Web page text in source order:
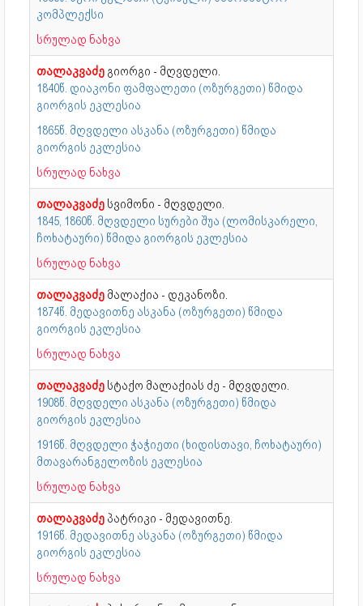
კომპლექსი
სრულად ნახვა
თალაკვაძე გიორგი - მღვდელი.
1840წ. დიაკონი ფამფალეთი (ოზურგეთი) წმიდა
გიორგის ეკლესია
1865წ. მღვდელი ასკანა (ოზურგეთი) წმიდა
გიორგის ეკლესია
სრულად ნახვა
თალაკვაძე სვიმონი - მღვდელი.
1845, 1860წ. მღვდელი სურები შუა (ლომისკარელი,
ჩოხატაური) წმიდა გიორგის ეკლესია
სრულად ნახვა
თალაკვაძე მალაქია - დეკანოზი.
1874წ. მედავითნე ასკანა (ოზურგეთი) წმიდა
გიორგის ეკლესია
სრულად ნახვა
თალაკვაძე სტაქო მალაქიას ძე - მღვდელი.
1908წ. მღვდელი ასკანა (ოზურგეთი) წმიდა
გიორგის ეკლესია
1916წ. მღვდელი ჭაჭიეთი (ხიდისთავი, ჩოხატაური)
მთავარანგელოზის ეკლესია
სრულად ნახვა
თალაკვაძე პატრიკი - მედავითნე.
1916წ. მედავითნე ასკანა (ოზურგეთი) წმიდა
გიორგის ეკლესია
სრულად ნახვა